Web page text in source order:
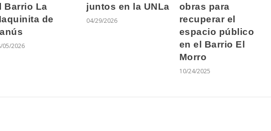
Barrio La
de
05/2026
juntos en la UNLa
04/29/2026
obras para
recuperar el
espacio público
en el Barrio El
Morro
10/24/2025